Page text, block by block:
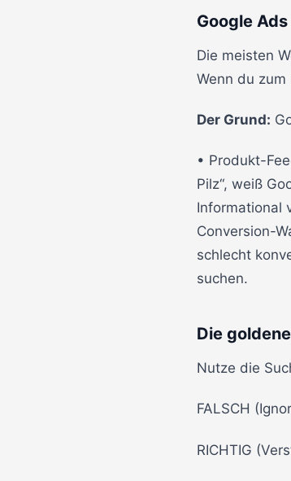
Google
Die meisten
Wenn du
Der Grund:
• Produkt-
Pilz“, weiß
Informational
Conversion-
schlecht
suchen.
Die
Nutze die
FALSCH
RICHTIG